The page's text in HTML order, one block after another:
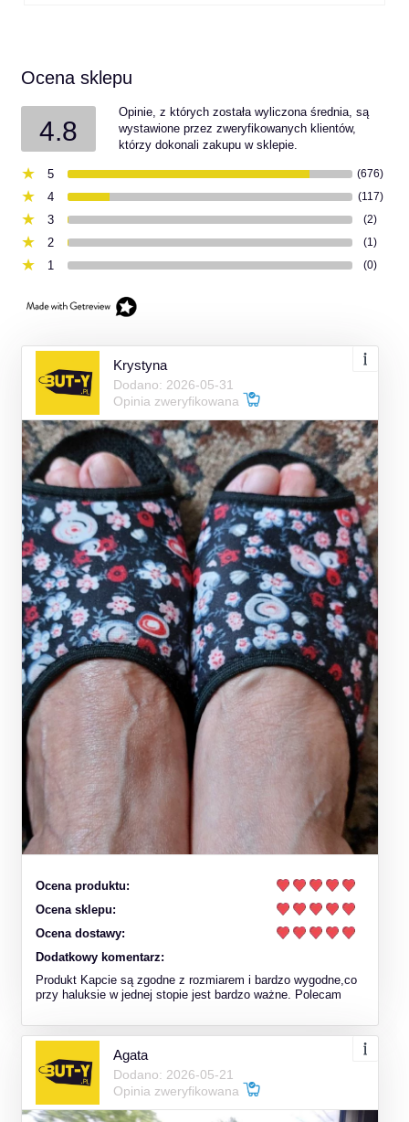
Ocena sklepu
4.8
Opinie, z których została wyliczona średnia, są
wystawione przez zweryfikowanych klientów,
którzy dokonali zakupu w sklepie.
5 (676)
4 (117)
3 (2)
2 (1)
1 (0)
Krystyna
Dodano: 2026-05-31
Opinia zweryfikowana
Ocena produktu:
Ocena sklepu:
Ocena dostawy:
Dodatkowy komentarz:
Produkt Kapcie są zgodne z rozmiarem i bardzo wygodne,co
przy haluksie w jednej stopie jest bardzo ważne. Polecam
Agata
Dodano: 2026-05-21
Opinia zweryfikowana